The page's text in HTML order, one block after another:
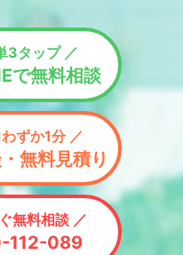
3タップ ／
で無料相談
ずか1分 ／
無料見積り
無料相談 ／
112-089